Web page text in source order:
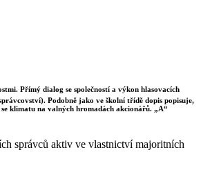
Přímý dialog se společností a výkon hlasovacích
Podobně jako ve školní třídě dopis popisuje,
klimatu na valných hromadách akcionářů. „A“
správců aktiv ve vlastnictví majoritních